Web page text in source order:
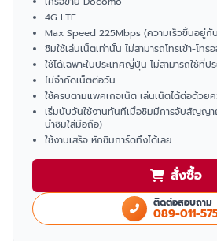
4G LTE
Max Speed 225Mbps (ความเร็วขึ้นอยู่กั
ซิมใช้เล่นเน็ตเท่านั้น ไม่สามารถโทรเข้า-โท
ใช้ได้เฉพาะในประเทศญี่ปุ่น ไม่สามารถใช้ที่ป
ไม่จำกัดเน็ตต่อวัน
ใช้ครบตามแพคเกจเน็ต เล่นเน็ตได้ต่อด้วย
เริ่มนับวันใช้งานทันทีเมื่อซิมมีการจับสัญญา
นำซิมใส่มือถือ)
ใช้งานเสร็จ หักซิมการ์ดทิ้งได้เลย
สั่งซื้อ
ติดต่อสอบถาม
089-011-